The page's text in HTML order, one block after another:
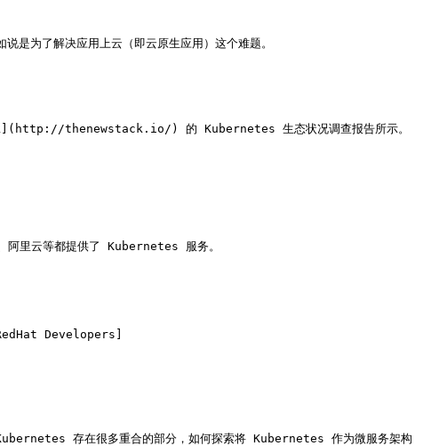
是为了解决应用上云（即云原生应用）这个难题。
thenewstack.io/) 的 Kubernetes 生态状况调查报告所示。
里云等都提供了 Kubernetes 服务。
Developers]
存在很多重合的部分，如何探索将 Kubernetes 作为微服务架构